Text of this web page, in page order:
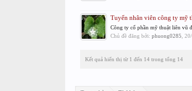
Tuyển nhân viên công ty mỹ
Công ty cổ phần mỹ thuật liên vũ
Chủ đề đăng bởi: phuong0285
Kết quả hiển thị từ 1 đến 14 trong tổng 14